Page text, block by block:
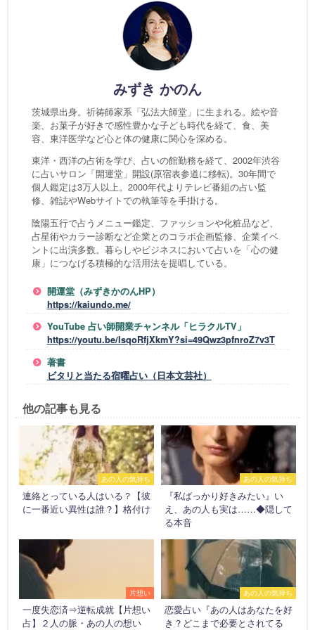
みずき かのん
茨城県出身。祈祷師家系「弘法大師堂」に生まれる。絵や音
楽、お菓子が好きで感性豊かな子ども時代を経て、食、美
容、東洋医学など心と体の健康に関心を深める。
東洋・西洋の占術を学び、占いの館勤務を経て、2002年渋谷
に占いサロン「開運堂」開設(原宿表参道に移転)。30年間で
個人鑑定は3万人以上。2000年代よりテレビ番組の占い監
修、雑誌やWebサイトでの執筆等を手掛ける。
陰陽五行で占うメニュー鑑定、ファッションや化粧品など、
占星術やカラー診断など企業とのコラボ企画監修、企業イベ
ントに出演多数。暮らしやビジネスにおいて占いを「心の健
康」につなげる積極的な活用法を提唱している。
開運堂（みずきかのんHP）
https://kaiundo.me/
YouTube 占い師開業チャンネル「ヒラクルTV」
https://youtu.be/lsqoRfjXkmY?si=49Qwz3pfnroZ7v3T
著書
ビタリと当たる宿曜占い（日本文芸社）
他の記事も見る
あの人の気持ち
連絡とっている人はいる？【彼
に一番近い異性は誰？】格付け
あの人の気持ち
『私ばっかり好きみたい』い
え、あの人も実は……◆隠して
る本音
片想い
一度失恋済⇒逆転成就【片想い
占】２人の脈・あの人の想い
あの人の気持ち
恋愛占い『あの人はあなたを好
き？どこまで必要とされてる